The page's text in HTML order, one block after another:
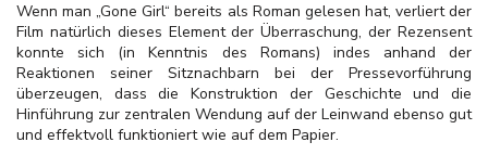
Wenn man „Gone Girl“ bereits als Roman gelesen hat, verliert der
Film natürlich dieses Element der Überraschung, der Rezensent
konnte sich (in Kenntnis des Romans) indes anhand der
Reaktionen seiner Sitznachbarn bei der Pressevorführung
überzeugen, dass die Konstruktion der Geschichte und die
Hinführung zur zentralen Wendung auf der Leinwand ebenso gut
und effektvoll funktioniert wie auf dem Papier.